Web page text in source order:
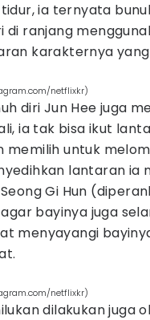
ia ternyata
ranjang
karakternya
netflixkr)
diri Jun Hee juga
ia tak bisa ikut
memilih untuk
lantaran ia
Gi Hun
bayinya juga
menyayangi
netflixkr)
dilakukan juga